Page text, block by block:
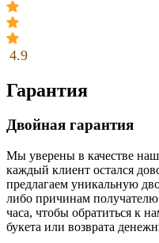
4.9
Гарантия
Двойная гарантия
Мы уверены в качестве
каждый клиент остался
предлагаем уникальную
либо причинам получателю
часа, чтобы обратиться к
букета или возврата